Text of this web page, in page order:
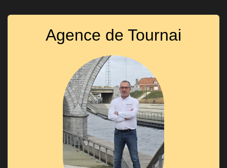
Agence de Tournai